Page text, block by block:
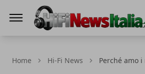
Home Hi-Fi News Perché amo